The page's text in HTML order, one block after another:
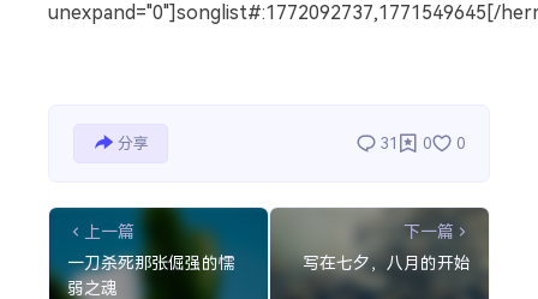
unexpand="0"]songlist#:1772092737,1771549645[/
分享 31 0 0
上一篇
一刀杀死那张倔强的懦
弱之魂
下一篇
写在七夕，八月的开始